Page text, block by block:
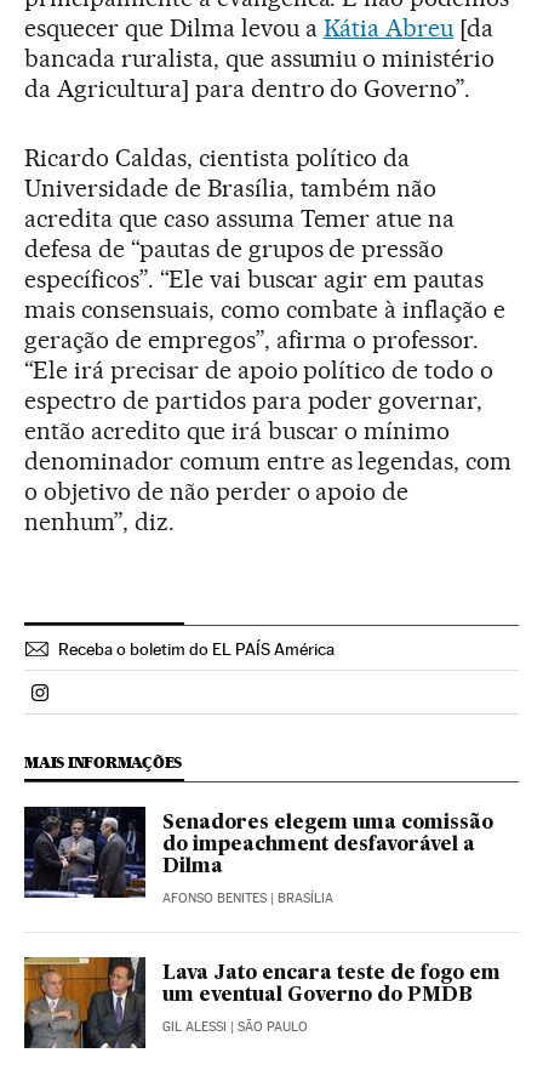
esquecer que Dilma levou a Kátia Abreu [da
bancada ruralista, que assumiu o ministério
da Agricultura] para dentro do Governo”.
Ricardo Caldas, cientista político da
Universidade de Brasília, também não
acredita que caso assuma Temer atue na
defesa de “pautas de grupos de pressão
específicos”. “Ele vai buscar agir em pautas
mais consensuais, como combate à inflação e
geração de empregos”, afirma o professor.
“Ele irá precisar de apoio político de todo o
espectro de partidos para poder governar,
então acredito que irá buscar o mínimo
denominador comum entre as legendas, com
o objetivo de não perder o apoio de
nenhum”, diz.
Receba o boletim do EL PAÍS América
Politica El País Brasil en Instagram
MAIS INFORMAÇÕES
Senadores elegem uma comissão
do impeachment desfavorável a
Dilma
AFONSO BENITES | BRASÍLIA
Lava Jato encara teste de fogo em
um eventual Governo do PMDB
GIL ALESSI | SÃO PAULO